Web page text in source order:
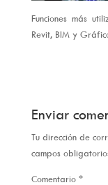
Funciones más
Revit, BIM y
Enviar
Tu dirección de
campos
Comentario *